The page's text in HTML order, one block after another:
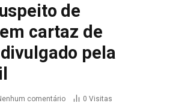
de
cartaz de
pela
comentário 0 Visitas